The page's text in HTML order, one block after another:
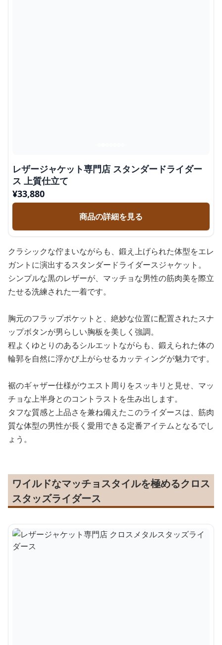
レザージャケット専門店 スタンダードライダー
ス 上質仕立て
¥33,880
商品の詳細を見る
クラシックな佇まいながらも、鍛え上げられた体型をエレ
ガントに演出するスタンダードライダースジャケット。
シンプルな黒のレザーが、マッチョな男性の筋肉美を際立
たせる洗練された一着です。
胸元のフラップポケットと、絶妙な位置に配置されたスナ
ップボタンが男らしい胸板を美しく強調。
程よくゆとりのあるシルエットながらも、鍛えられた体の
輪郭を自然に浮かび上がらせるカッティングが魅力です。
裾のギャザー仕様がウエスト周りをスッキリと見せ、マッ
チョな上半身とのコントラストを生み出します。
タフな質感と上品さを兼ね備えたこのライダースは、筋肉
質な体型の男性が長く愛用できる定番アイテムとなるでし
ょう。
ワイルドなマッチョスタイルを極めるクロス
スタッズライダース